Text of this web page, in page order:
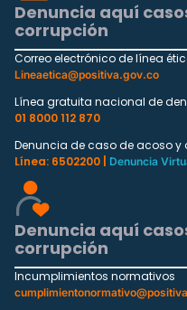
Denuncia aquí
corrupción
Correo electrónico de línea
Lineaetica@positiva.gov.co
Línea gratuita nacional de
01 8000 112 870
Denuncia de caso de acoso
Línea: 6502200 |
Denuncia
Denuncia aquí
corrupción
Incumplimientos normativos